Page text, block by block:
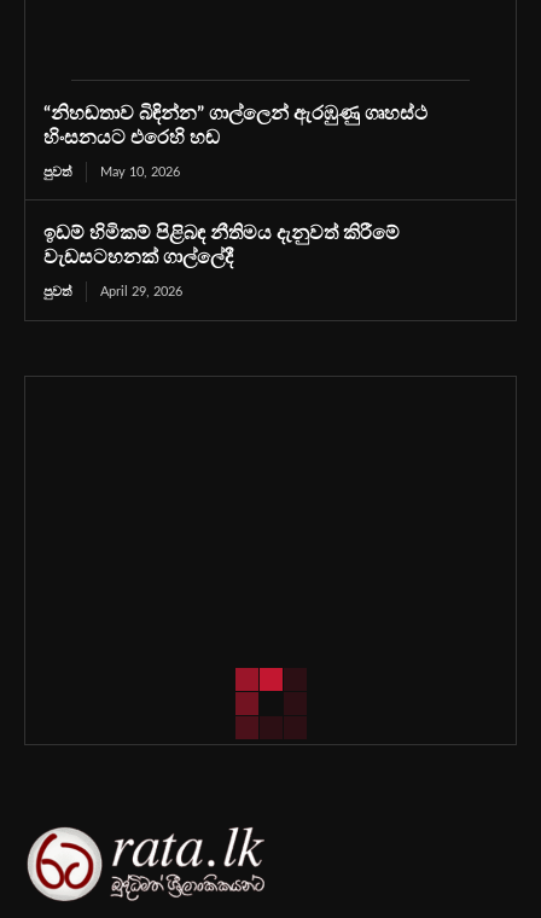
“නිහඬතාව බිඳින්න” ගාල්ලෙන් ඇරඹුණු ගෘහස්ථ
හිංසනයට එරෙහි හඬ
පුවත් May 10, 2026
ඉඩම් හිමිකම් පිළිබඳ නීතිමය දැනුවත් කිරීමේ
වැඩසටහනක් ගාල්ලේදී
පුවත් April 29, 2026